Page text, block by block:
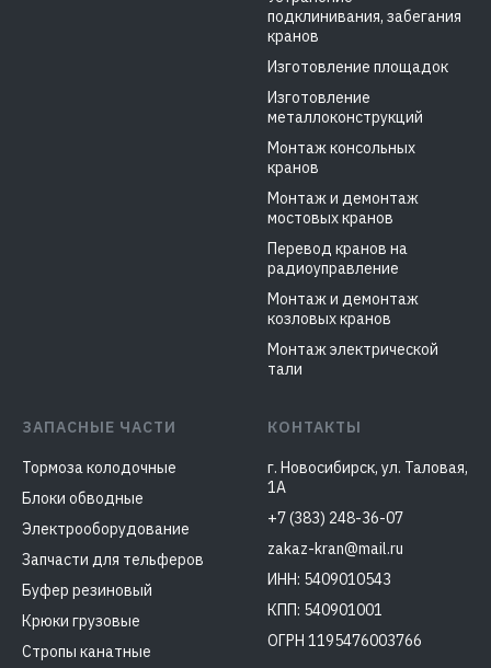
подклинивания, забегания
кранов
Изготовление площадок
Изготовление
металлоконструкций
Монтаж консольных
кранов
Монтаж и демонтаж
мостовых кранов
Перевод кранов на
радиоуправление
Монтаж и демонтаж
козловых кранов
Монтаж электрической
тали
ЗАПАСНЫЕ ЧАСТИ
Тормоза колодочные
Блоки обводные
Электрооборудование
Запчасти для тельферов
Буфер резиновый
Крюки грузовые
Стропы канатные
КОНТАКТЫ
г. Новосибирск, ул. Таловая,
1А
+7 (383) 248-36-07
zakaz-kran@mail.ru
ИНН: 5409010543
КПП: 540901001
ОГРН 1195476003766